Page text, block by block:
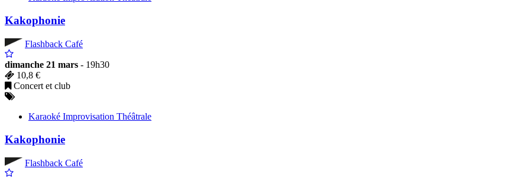
Kakophonie
Flashback Café
dimanche 21 mars - 19h30
10,8 €
Concert et club
Karaoké Improvisation Théâtrale
Kakophonie
Flashback Café